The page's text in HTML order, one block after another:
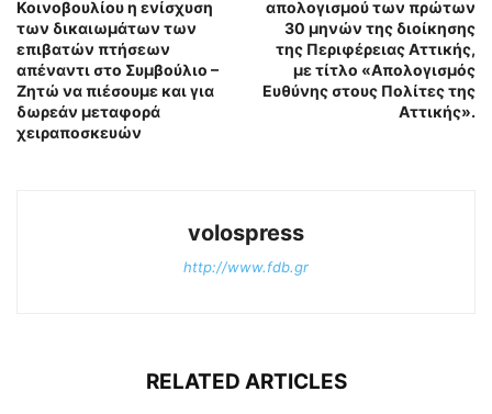
Κοινοβουλίου η ενίσχυση
των δικαιωμάτων των
επιβατών πτήσεων
απέναντι στο Συμβούλιο –
Ζητώ να πιέσουμε και για
δωρεάν μεταφορά
χειραποσκευών
απολογισμού των πρώτων
30 μηνών της διοίκησης
της Περιφέρειας Αττικής,
με τίτλο «Απολογισμός
Ευθύνης στους Πολίτες της
Αττικής».
volospress
http://www.fdb.gr
RELATED ARTICLES